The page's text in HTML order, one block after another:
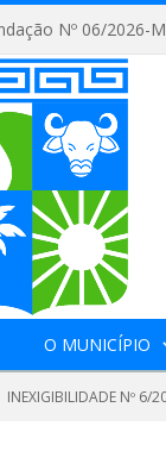
Nº 06/2026-
O MUNICÍPIO
INEXIGIBILIDADE Nº 6/